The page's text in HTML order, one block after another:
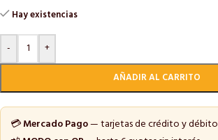
Hay existencias
-
+
AÑADIR AL CARRITO
💳Mercado Pago— tarjetas de crédito y débito